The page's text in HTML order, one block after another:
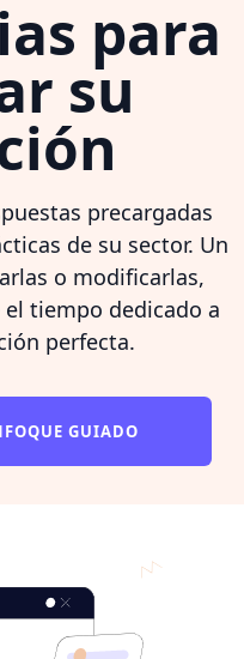
para
su
precargadas
de su sector. Un
o modificarlas,
tiempo dedicado a
perfecta.
GUIADO